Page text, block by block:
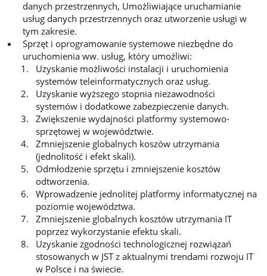
danych przestrzennych, Umożliwiające uruchamianie
usług danych przestrzennych oraz utworzenie usługi w
tym zakresie.
Sprzęt i oprogramowanie systemowe niezbędne do
uruchomienia ww. usług, który umożliwi:
Uzyskanie możliwości instalacji i uruchomienia
systemów teleinformatycznych oraz usług.
Uzyskanie wyższego stopnia niezawodności
systemów i dodatkowe zabezpieczenie danych.
Zwiększenie wydajności platformy systemowo-
sprzętowej w województwie.
Zmniejszenie globalnych koszów utrzymania
(jednolitość i efekt skali).
Odmłodzenie sprzętu i zmniejszenie kosztów
odtworzenia.
Wprowadzenie jednolitej platformy informatycznej na
poziomie województwa.
Zmniejszenie globalnych kosztów utrzymania IT
poprzez wykorzystanie efektu skali.
Uzyskanie zgodności technologicznej rozwiązań
stosowanych w JST z aktualnymi trendami rozwoju IT
w Polsce i na świecie.